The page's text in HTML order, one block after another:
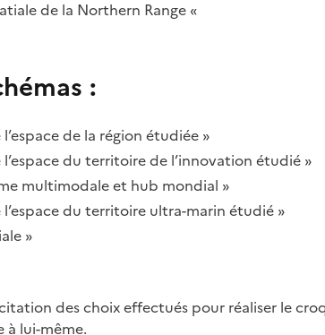
de la Northern Range «
:
de la région étudiée »
l’espace du territoire de l’innovation étudié »
multimodale et hub mondial »
l’espace du territoire ultra-marin étudié »
»
des choix effectués pour réaliser le
à lui-même.